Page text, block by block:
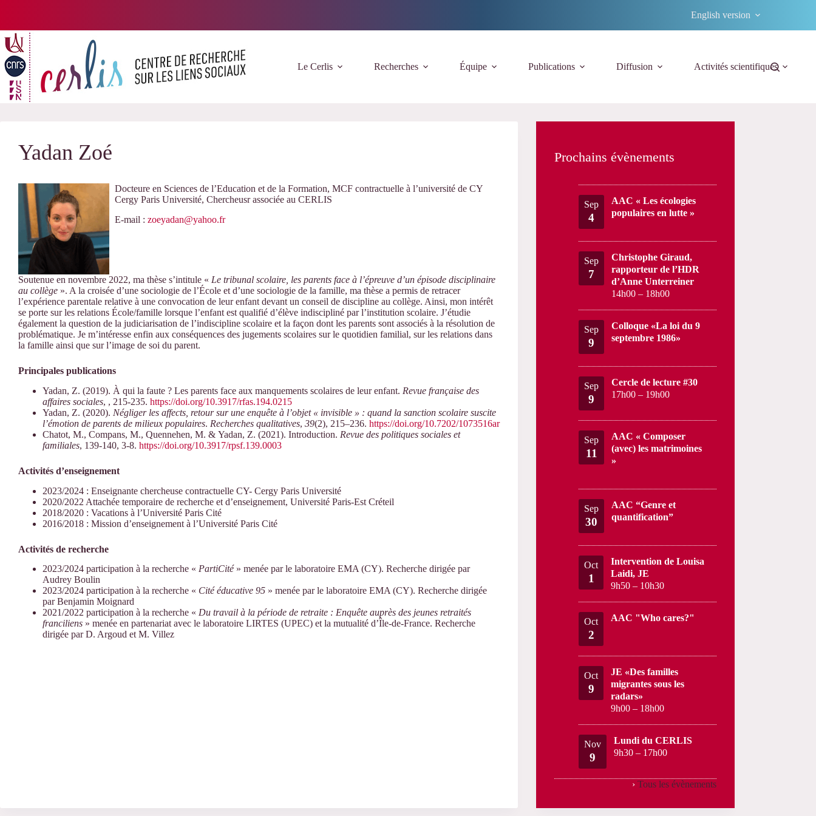
English version
Le Cerlis Recherches Équipe Publications Diffusion Activités scientifiques
Yadan Zoé
Docteure en Sciences de l’Education et de la Formation, MCF contractuelle à l’université de CY
Cergy Paris Université, Chercheusr associée au CERLIS
E-mail : zoeyadan@yahoo.fr
Soutenue en novembre 2022, ma thèse s’intitule « Le tribunal scolaire, les parents face à l’épreuve d’un épisode disciplinaire
au collège ». A la croisée d’une sociologie de l’École et d’une sociologie de la famille, ma thèse a permis de retracer
l’expérience parentale relative à une convocation de leur enfant devant un conseil de discipline au collège. Ainsi, mon intérêt
se porte sur les relations École/famille lorsque l’enfant est qualifié d’élève indiscipliné par l’institution scolaire. J’étudie
également la question de la judiciarisation de l’indiscipline scolaire et la façon dont les parents sont associés à la résolution de
problématique. Je m’intéresse enfin aux conséquences des jugements scolaires sur le quotidien familial, sur les relations dans
la famille ainsi que sur l’image de soi du parent.
Principales publications
Yadan, Z. (2019). À qui la faute ? Les parents face aux manquements scolaires de leur enfant. Revue française des
affaires sociales, , 215-235. https://doi.org/10.3917/rfas.194.0215
Yadan, Z. (2020). Négliger les affects, retour sur une enquête à l’objet « invisible » : quand la sanction scolaire suscite
l’émotion de parents de milieux populaires. Recherches qualitatives, 39(2), 215–236. https://doi.org/10.7202/1073516ar
Chatot, M., Compans, M., Quennehen, M. & Yadan, Z. (2021). Introduction. Revue des politiques sociales et
familiales, 139-140, 3-8. https://doi.org/10.3917/rpsf.139.0003
Activités d’enseignement
2023/2024 : Enseignante chercheuse contractuelle CY- Cergy Paris Université
2020/2022 Attachée temporaire de recherche et d’enseignement, Université Paris-Est Créteil
2018/2020 : Vacations à l’Université Paris Cité
2016/2018 : Mission d’enseignement à l’Université Paris Cité
Activités de recherche
2023/2024 participation à la recherche « PartiCité » menée par le laboratoire EMA (CY). Recherche dirigée par
Audrey Boulin
2023/2024 participation à la recherche « Cité éducative 95 » menée par le laboratoire EMA (CY). Recherche dirigée
par Benjamin Moignard
2021/2022 participation à la recherche « Du travail à la période de retraite : Enquête auprès des jeunes retraités
franciliens » menée en partenariat avec le laboratoire LIRTES (UPEC) et la mutualité d’Île-de-France. Recherche
dirigée par D. Argoud et M. Villez
Prochains évènements
Sep
4
AAC « Les écologies
populaires en lutte »
Sep
7
Christophe Giraud,
rapporteur de l’HDR
d’Anne Unterreiner
14h00 – 18h00
Sep
9
Colloque «La loi du 9
septembre 1986»
Sep
9
Cercle de lecture #30
17h00 – 19h00
Sep
11
AAC « Composer
(avec) les matrimoines
»
Sep
30
AAC “Genre et
quantification”
Oct
1
Intervention de Louisa
Laidi, JE
9h50 – 10h30
Oct
2
AAC "Who cares?"
Oct
9
JE «Des familles
migrantes sous les
radars»
9h00 – 18h00
Nov
9
Lundi du CERLIS
9h30 – 17h00
› Tous les évènements